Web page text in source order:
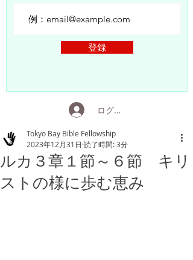
登録
ログイン
ルカ３章１節～６節 キリ
ストの様に歩む恵み
Tokyo Bay Bible Fellowship
2023年12月31日 読了時間: 3分